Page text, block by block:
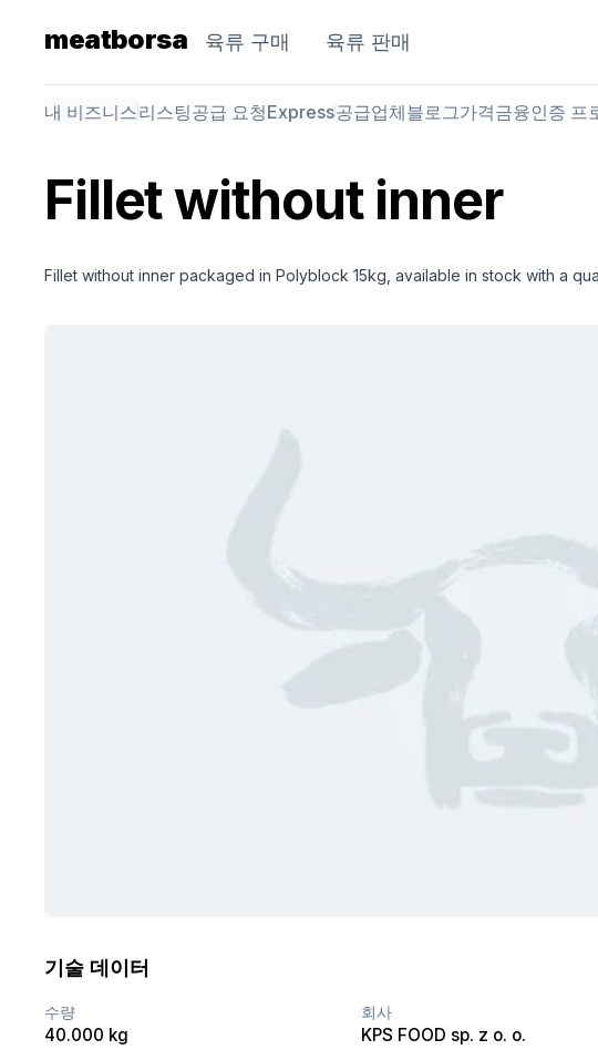
meatborsa 육류 구매 육류 판매
내 비즈니스리스팅공급 요청Express공급업체블로그가격금융인증 프
Fillet without inner
Fillet without inner packaged in Polyblock 15kg, available in stock with a
기술 데이터
수량
40.000 kg
회사
KPS FOOD sp. z o. o.